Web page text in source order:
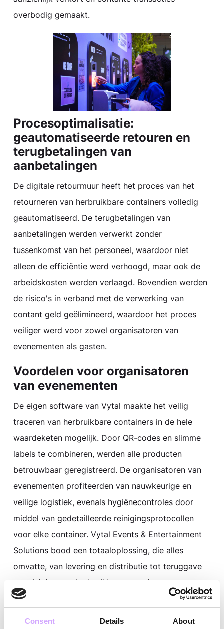
Consent Details About
overbodig gemaakt.
Procesoptimalisatie:
geautomatiseerde retouren en
terugbetalingen van
aanbetalingen
De digitale retourmuur heeft het proces van het
retourneren van herbruikbare containers volledig
geautomatiseerd. De terugbetalingen van
aanbetalingen werden verwerkt zonder
tussenkomst van het personeel, waardoor niet
alleen de efficiëntie werd verhoogd, maar ook de
arbeidskosten werden verlaagd. Bovendien werden
de risico's in verband met de verwerking van
contant geld geëlimineerd, waardoor het proces
veiliger werd voor zowel organisatoren van
evenementen als gasten.
Voordelen voor organisatoren
van evenementen
De eigen software van Vytal maakte het veilig
traceren van herbruikbare containers in de hele
waardeketen mogelijk. Door QR-codes en slimme
labels te combineren, werden alle producten
betrouwbaar geregistreerd. De organisatoren van
evenementen profiteerden van nauwkeurige en
veilige logistiek, evenals hygiënecontroles door
middel van gedetailleerde reinigingsprotocollen
voor elke container. Vytal Events & Entertainment
Solutions bood een totaaloplossing, die alles
omvatte, van levering en distributie tot teruggave
en reiniging van herbruikbare containers.
Conclusie: duurzaamheid
ontmoet efficiëntie